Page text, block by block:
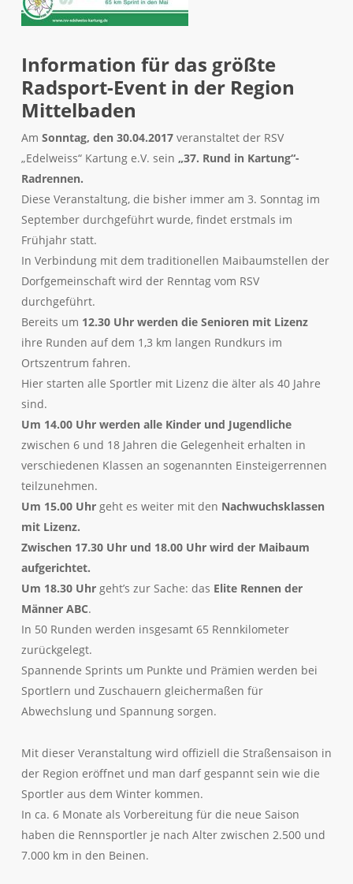
Information für das größte
Radsport-Event in der Region
Mittelbaden
Am Sonntag, den 30.04.2017veranstaltet der RSV
„Edelweiss“ Kartung e.V. sein „37. Rund in Kartung“-
Radrennen.
Diese Veranstaltung, die bisher immer am 3. Sonntag im
September durchgeführt wurde, findet erstmals im
Frühjahr statt.
In Verbindung mit dem traditionellen Maibaumstellen der
Dorfgemeinschaft wird der Renntag vom RSV
durchgeführt.
Bereits um 12.30 Uhr werden die Senioren mit Lizenz
ihre Runden auf dem 1,3 km langen Rundkurs im
Ortszentrum fahren.
Hier starten alle Sportler mit Lizenz die älter als 40 Jahre
sind.
Um 14.00 Uhr werden alle Kinder und Jugendliche
zwischen 6 und 18 Jahren die Gelegenheit erhalten in
verschiedenen Klassen an sogenannten Einsteigerrennen
teilzunehmen.
Um 15.00 Uhrgeht es weiter mit den Nachwuchsklassen
mit Lizenz.
Zwischen 17.30 Uhr und 18.00 Uhr wird der Maibaum
aufgerichtet.
Um 18.30 Uhrgeht’s zur Sache: das Elite Rennen der
Männer ABC.
In 50 Runden werden insgesamt 65 Rennkilometer
zurückgelegt.
Spannende Sprints um Punkte und Prämien werden bei
Sportlern und Zuschauern gleichermaßen für
Abwechslung und Spannung sorgen.
Mit dieser Veranstaltung wird offiziell die Straßensaison in
der Region eröffnet und man darf gespannt sein wie die
Sportler aus dem Winter kommen.
In ca. 6 Monate als Vorbereitung für die neue Saison
haben die Rennsportler je nach Alter zwischen 2.500 und
7.000 km in den Beinen.